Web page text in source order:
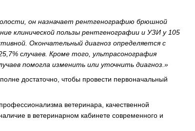
он назначает рентгенографию брюшной
клинической пользы рентгенографии и УЗИ у 105
Окончательный диагноз определяется с
случаев. Кроме того, ультрасонография
помогла изменить или уточнить диагноз.»
достаточно, чтобы провести первоначальный
ветеринара, качественной
в ветеринарном кабинете современного и